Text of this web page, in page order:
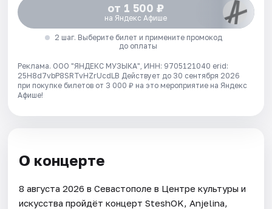
от 1 500 ₽
на Яндекс Афише
2 шаг. Выберите билет и примените промокод
до оплаты
Реклама. ООО "ЯНДЕКС МУЗЫКА", ИНН: 9705121040 erid:
25H8d7vbP8SRTvHZrUcdLB Действует до 30 сентября 2026
при покупке билетов от 3 000 ₽ на это мероприятие на Яндекс
Афише!
О концерте
8 августа 2026 в Севастополе в Центре культуры и
искусства пройдёт концерт SteshOK, Anjelina,